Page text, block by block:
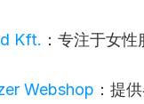
Kft. ：专注于女
Webshop ：提